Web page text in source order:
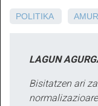
POLITIKA
LAGUN
Bisitatzen ari